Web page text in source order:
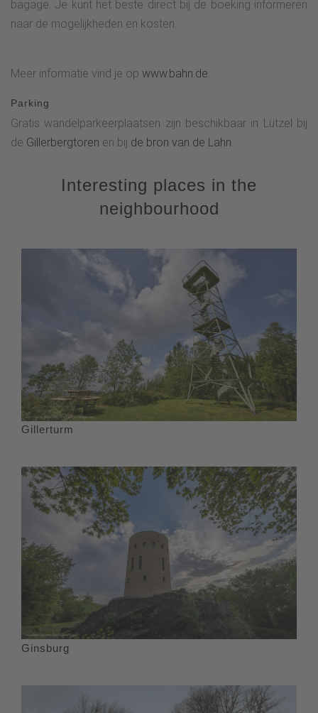
bagage. Je kunt het beste direct bij de boeking informeren
naar de mogelijkheden en kosten.
Meer informatie vind je op www.bahn.de.
Parking
Gratis wandelparkeerplaatsen zijn beschikbaar in Lützel bij
de Gillerbergtoren en bij de bron van de Lahn.
Interesting places in the
neighbourhood
Gillerturm
Ginsburg